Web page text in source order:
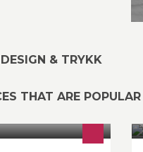
& TRYKK
THAT ARE